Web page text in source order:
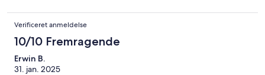
Verificeret anmeldelse
10/10 Fremragende
Erwin B.
31. jan. 2025